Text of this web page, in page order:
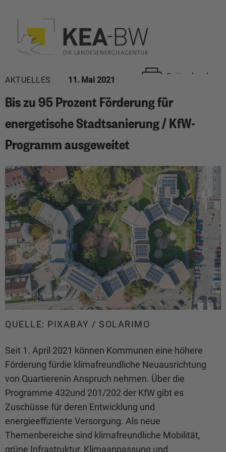
Seite drucken
AKTUELLES 11. Mai 2021
Bis zu 95 Prozent Förderung für
energetische Stadtsanierung / KfW-
Programm ausgeweitet
QUELLE: PIXABAY / SOLARIMO
Seit 1. April 2021 können Kommunen eine höhere
Förderung fürdie klimafreundliche Neuausrichtung
von Quartierenin Anspruch nehmen. Über die
Programme 432und 201/202 der KfW gibt es
Zuschüsse für deren Entwicklung und
energieeffiziente Versorgung. Als neue
Themenbereiche sind klimafreundliche Mobilität,
grüne Infrastruktur, Klimaanpassung und